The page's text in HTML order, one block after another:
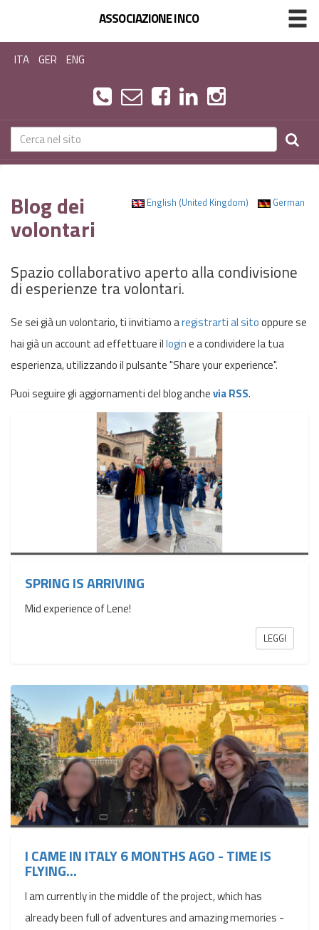
ASSOCIAZIONE INCO
ITA GER ENG
English (United Kingdom) German
Blog dei
volontari
Spazio collaborativo aperto alla condivisione
di esperienze tra volontari.
Se sei già un volontario, ti invitiamo aregistrarti al sitooppure se
hai già un account ad effettuare illogine a condividere la tua
esperienza, utilizzando il pulsante "Share your experience".
Puoi seguire gli aggiornamenti del blog anchevia RSS.
SPRING IS ARRIVING
Mid experience of Lene!
LEGGI
I CAME IN ITALY 6 MONTHS AGO - TIME IS
FLYING…
I am currently in the middle of the project, which has
already been full of adventures and amazing memories -